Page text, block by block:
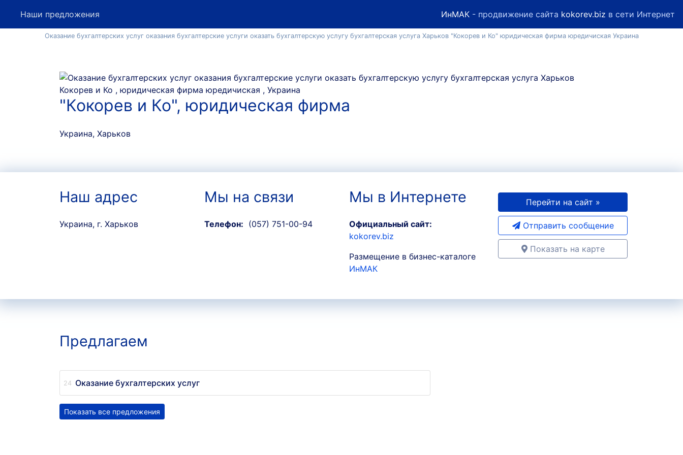
Наши предложения ИнМАК - продвижение сайта kokorev.biz в сети Интернет
Оказание бухгалтерских услуг оказания бухгалтерские услуги оказать бухгалтерскую услугу бухгалтерская услуга Харьков "Кокорев и Ко" юридическая фирма юредичиская Украина
"Кокорев и Ко", юридическая фирма
Украина, Харьков
Наш адрес
Украина, г. Харьков
Мы на связи
Телефон: (057) 751-00-94
Мы в Интернете
Официальный сайт:
kokorev.biz
Размещение в бизнес-каталоге
ИнМАК
Перейти на сайт »
Отправить сообщение
Показать на карте
Предлагаем
Оказание бухгалтерских услуг
Показать все предложения